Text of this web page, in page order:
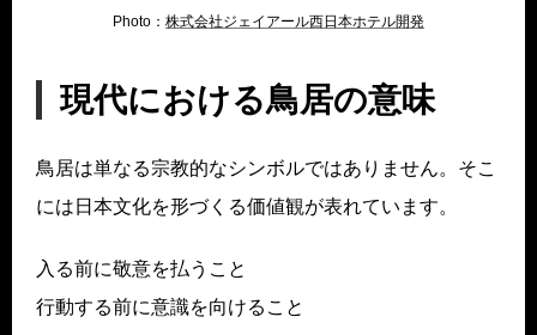
Photo： 株式会社ジェイアール西日本ホテル開発
現代における鳥居の意味
鳥居は単なる宗教的なシンボルではありません。そこ
には日本文化を形づくる価値観が表れています。
入る前に敬意を払うこと
行動する前に意識を向けること